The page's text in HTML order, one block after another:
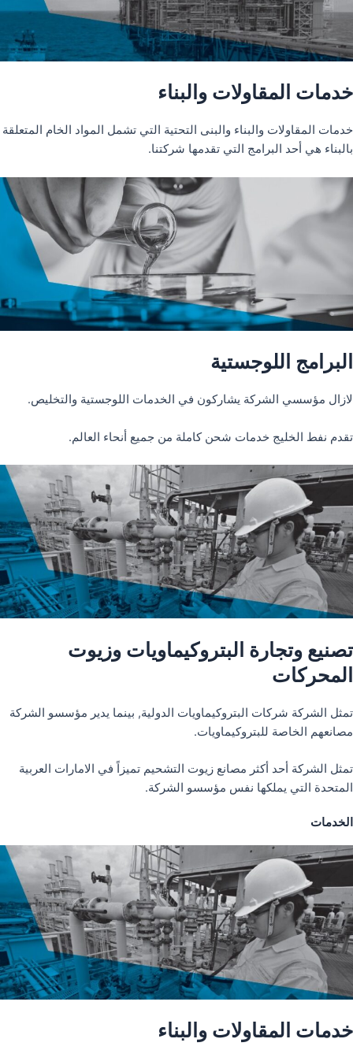
خدمات المقاولات والبناء
خدمات المقاولات والبناء والبنى التحتية التي تشمل المواد الخام المتعلقة
بالبناء هي أحد البرامج التي تقدمها شركتنا.
البرامج اللوجستية
لازال مؤسسي الشركة يشاركون في الخدمات اللوجستية والتخليص.
تقدم نفط الخليج خدمات شحن كاملة من جميع أنحاء العالم.
تصنيع وتجارة البتروكيماويات وزيوت
المحركات
تمثل الشركة شركات البتروكيماويات الدولية, بينما يدير مؤسسو الشركة
مصانعهم الخاصة للبتروكيماويات.
تمثل الشركة أحد أكثر مصانع زيوت التشحيم تميزاً في الامارات العربية
المتحدة التي يملكها نفس مؤسسو الشركة.
الخدمات
خدمات المقاولات والبناء